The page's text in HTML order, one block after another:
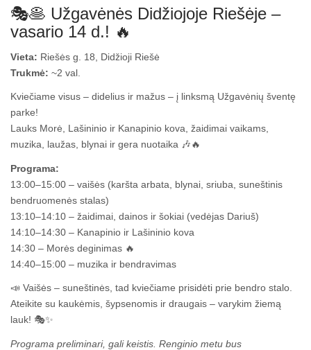
🎭🥞 Užgavėnės Didžiojoje Riešėje –
vasario 14 d.! 🔥
Vieta: Riešės g. 18, Didžioji Riešė
Trukmė: ~2 val.
Kviečiame visus – didelius ir mažus – į linksmą Užgavėnių šventę
parke!
Lauks Morė, Lašininio ir Kanapinio kova, žaidimai vaikams,
muzika, laužas, blynai ir gera nuotaika 🎶🔥
Programa:
13:00–15:00 – vaišės (karšta arbata, blynai, sriuba, suneštinis
bendruomenės stalas)
13:10–14:10 – žaidimai, dainos ir šokiai (vedėjas Dariuš)
14:10–14:30 – Kanapinio ir Lašininio kova
14:30 – Morės deginimas 🔥
14:40–15:00 – muzika ir bendravimas
📣 Vaišės – suneštinės, tad kviečiame prisidėti prie bendro stalo.
Ateikite su kaukėmis, šypsenomis ir draugais – varykim žiemą
lauk! 🎭✨
Programa preliminari, gali keistis. Renginio metu bus